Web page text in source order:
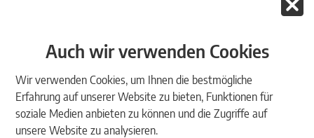
Auch wir verwenden Cookies
Wir verwenden Cookies, um Ihnen die bestmögliche
Erfahrung auf unserer Website zu bieten, Funktionen für
soziale Medien anbieten zu können und die Zugriffe auf
unsere Website zu analysieren.
BURG Software & Service für die
Vermessung